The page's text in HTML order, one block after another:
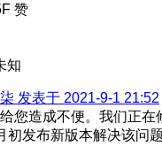
赞
知
发表于 2021-9-1 21:52
您造成不便。我们正在
初发布新版本解决该问